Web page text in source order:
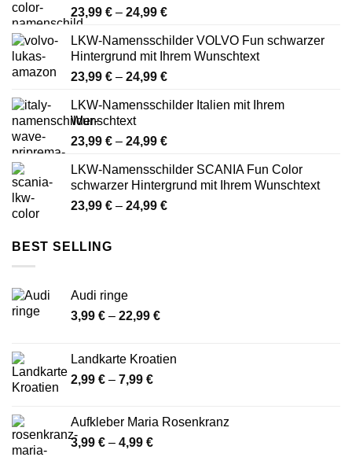
23,99 € – 24,99 €Preisspanne:
bis
24,99 €
LKW-Namensschilder VOLVO Fun schwarzer
Hintergrund mit Ihrem Wunschtext
23,99 € – 24,99 €Preisspanne:
bis
LKW-Namensschilder Italien mit Ihrem
Wunschtext
23,99 € – 24,99 €Preisspanne:
bis
24,99 €
LKW-Namensschilder SCANIA Fun Color
schwarzer Hintergrund mit Ihrem Wunschtext
23,99 € – 24,99 €Preisspanne:
BEST SELLING
Audi ringe
3,99 € – 22,99 €Preisspanne:
22,99 €
Landkarte Kroatien
2,99 € – 7,99 €Preisspanne:
7,99 €
Aufkleber Maria Rosenkranz
3,99 € – 4,99 €Preisspanne: